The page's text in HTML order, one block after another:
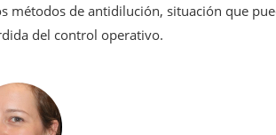
métodos de antidilución, situación que
del control operativo.